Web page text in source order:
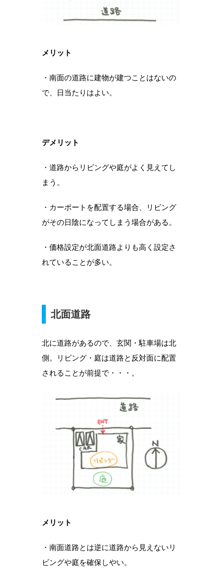
メリット
・南面の道路に建物が建つことはないの
で、日当たりはよい。
デメリット
・道路からリビングや庭がよく見えてし
まう。
・カーポートを配置する場合、リビング
がその日陰になってしまう場合がある。
・価格設定が北面道路よりも高く設定さ
れていることが多い。
北面道路
北に道路があるので、玄関・駐車場は北
側。リビング・庭は道路と反対面に配置
されることが前提で・・・。
メリット
・南面道路とは逆に道路から見えないリ
ビングや庭を確保しやい。